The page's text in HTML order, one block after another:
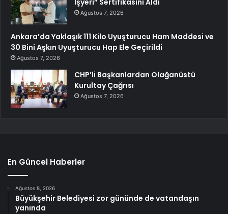
İşyeri” Sertifikasını Aldı
Ağustos 7, 2026
Ankara’da Yaklaşık 111 Kilo Uyuşturucu Ham Maddesi ve
30 Bini Aşkın Uyuşturucu Hap Ele Geçirildi
Ağustos 7, 2026
CHP’li Başkanlardan Olağanüstü
Kurultay Çağrısı
Ağustos 7, 2026
En Güncel Haberler
Ağustos 8, 2026
Büyükşehir Belediyesi zor gününde de vatandaşın
yanında